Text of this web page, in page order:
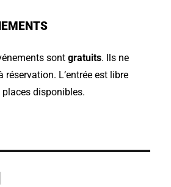
sontgratuits. Ils ne
L’entrée est libre
disponibles.